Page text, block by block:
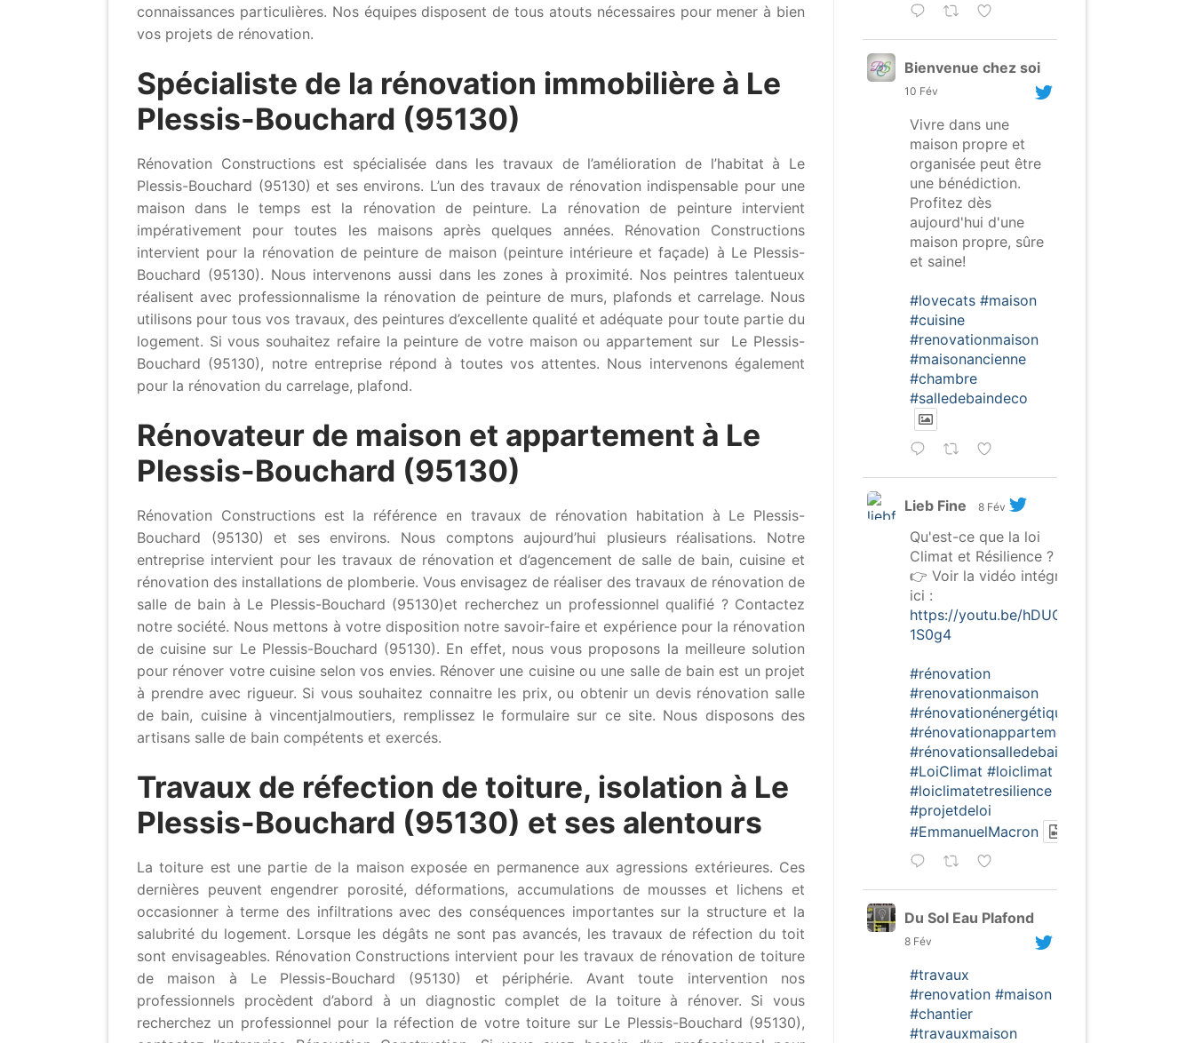
connaissances particulières. Nos équipes disposent de tous atouts nécessaires pour mener à bien
vos projets de rénovation.
Spécialiste de la rénovation immobilière à Le
Plessis-Bouchard (95130)
Rénovation Constructions est spécialisée dans les travaux de l’amélioration de l’habitat à Le
Plessis-Bouchard (95130) et ses environs. L’un des travaux de rénovation indispensable pour une
maison dans le temps est la rénovation de peinture. La rénovation de peinture intervient
impérativement pour toutes les maisons après quelques années. Rénovation Constructions
intervient pour la rénovation de peinture de maison (peinture intérieure et façade) à Le Plessis-
Bouchard (95130). Nous intervenons aussi dans les zones à proximité. Nos peintres talentueux
réalisent avec professionnalisme la rénovation de peinture de murs, plafonds et carrelage. Nous
utilisons pour tous vos travaux, des peintures d’excellente qualité et adéquate pour toute partie du
logement. Si vous souhaitez refaire la peinture de votre maison ou appartement sur Le Plessis-
Bouchard (95130), notre entreprise répond à toutes vos attentes. Nous intervenons également
pour la rénovation du carrelage, plafond.
Rénovateur de maison et appartement à Le
Plessis-Bouchard (95130)
Rénovation Constructions est la référence en travaux de rénovation habitation à Le Plessis-
Bouchard (95130) et ses environs. Nous comptons aujourd’hui plusieurs réalisations. Notre
entreprise intervient pour les travaux de rénovation et d’agencement de salle de bain, cuisine et
rénovation des installations de plomberie. Vous envisagez de réaliser des travaux de rénovation de
salle de bain à Le Plessis-Bouchard (95130)et recherchez un professionnel qualifié ? Contactez
notre société. Nous mettons à votre disposition notre savoir-faire et expérience pour la rénovation
de cuisine sur Le Plessis-Bouchard (95130). En effet, nous vous proposons la meilleure solution
pour rénover votre cuisine selon vos envies. Rénover une cuisine ou une salle de bain est un projet
à prendre avec rigueur. Si vous souhaitez connaitre les prix, ou obtenir un devis rénovation salle
de bain, cuisine à vincentjalmoutiers, remplissez le formulaire sur ce site. Nous disposons des
artisans salle de bain compétents et exercés.
Travaux de réfection de toiture, isolation à Le
Plessis-Bouchard (95130) et ses alentours
La toiture est une partie de la maison exposée en permanence aux agressions extérieures. Ces
dernières peuvent engendrer porosité, déformations, accumulations de mousses et lichens et
occasionner à terme des infiltrations avec des conséquences importantes sur la structure et la
salubrité du logement. Lorsque les dégâts ne sont pas avancés, les travaux de réfection du toit
sont envisageables. Rénovation Constructions intervient pour les travaux de rénovation de toiture
de maison à Le Plessis-Bouchard (95130) et périphérie. Avant toute intervention nos
professionnels procèdent d’abord à un diagnostic complet de la toiture à rénover. Si vous
recherchez un professionnel pour la réfection de votre toiture sur Le Plessis-Bouchard (95130),
Bienvenue chez soi
10 Fév
Vivre dans une
maison propre et
organisée peut être
une bénédiction.
Profitez dès
aujourd'hui d'une
maison propre, sûre
et saine!
#lovecats #maison
#cuisine
#renovationmaison
#maisonancienne
#chambre
#salledebaindeco
Lieb Fine 8 Fév
Qu'est-ce que la loi
Climat et Résilience ?
👉 Voir la vidéo intégrale
ici :
https://youtu.be/hDUGW-
1S0g4
#rénovation
#renovationmaison
#rénovationénergétique
#rénovationappartement
#rénovationsalledebain
#LoiClimat #loiclimat
#loiclimatetresilience
#projetdeloi
#EmmanuelMacron
Du Sol Eau Plafond
8 Fév
#travaux
#renovation #maison
#chantier
#travauxmaison